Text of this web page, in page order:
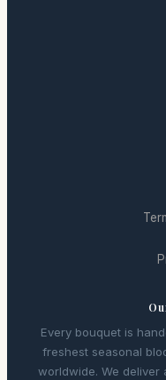
Every bouquet is
freshest seasonal
worldwide. We deliver